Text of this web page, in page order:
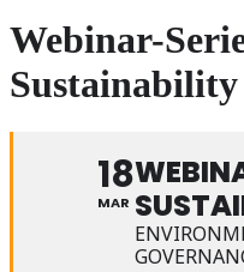
Webinar-
18
MAR